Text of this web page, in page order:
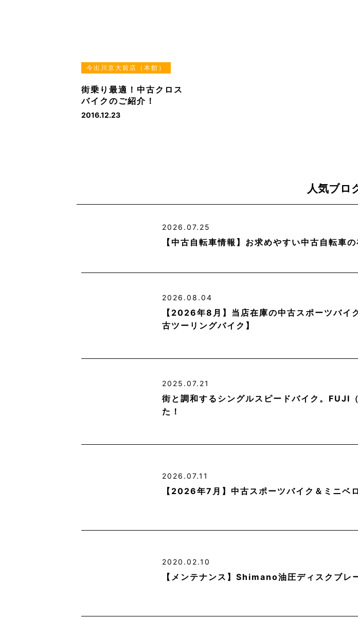
今出川京大前店（本館）
街乗り最適！中古クロス
バイクのご紹介！
2016.12.23
人気ブロ
2026.07.25
【中古自転車情報】お求めやすい中古自転車の
2026.08.04
【2026年8月】当店在庫の中古スポーツバイ
古ツーリングバイク】
2025.07.21
街と調和するシングルスピードバイク。FUJI
た！
2026.07.11
【2026年7月】中古スポーツバイク＆ミニベ
2020.02.10
【メンテナンス】Shimano油圧ディスクブレ